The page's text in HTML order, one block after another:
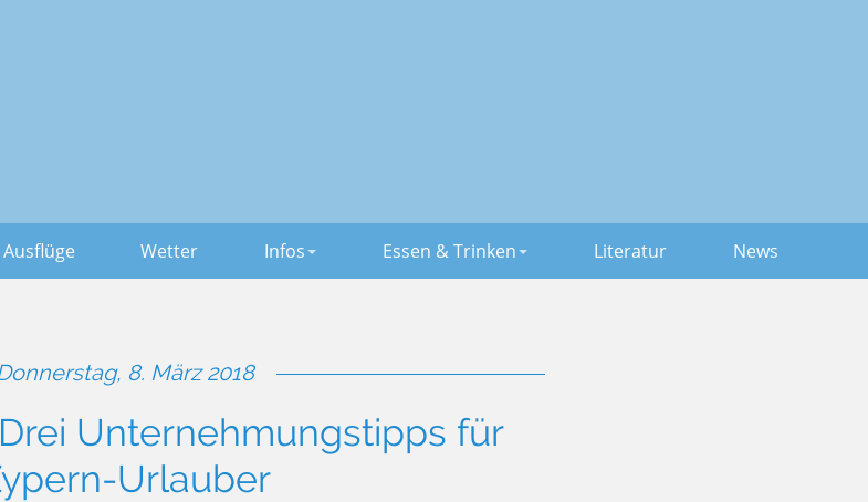
Wetter Infos Essen & Trinken Literatur News
8. März 2018
Unternehmungstipps für
Urlauber